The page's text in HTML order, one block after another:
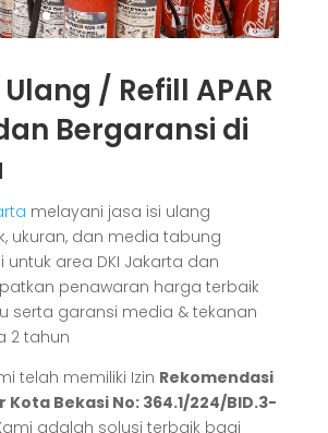
/ Refill APAR
Bergaransi di
melayani jasa isi ulang
ukuran, dan media tabung
area DKI Jakarta dan
penawaran harga terbaik
serta garansi media & tekanan
2 tahun
telah memiliki Izin Rekomendasi
Kota Bekasi No: 364.1/224/BID.3-
ami adalah solusi terbaik bagi